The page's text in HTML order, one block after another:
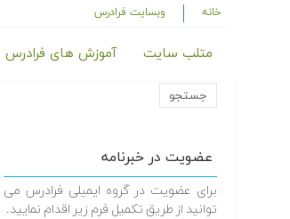
خانه وبسایت فرادرس
متلب سایت آموزش های فرادرس
عضویت در خبرنامه
برای عضویت در گروه ایمیلی فرادرس می
توانید از طریق تکمیل فرم زیر اقدام نمایید.